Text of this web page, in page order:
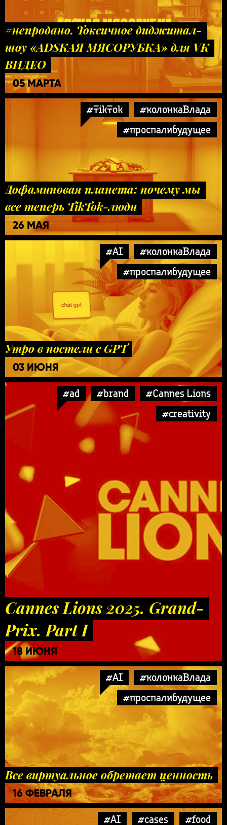
#непродано. Токсичное диджитал-
шоу «ADSКАЯ МЯСОРУБКА» для VK
ВИДЕО
05 МАРТА
#TikTok
#колонкаВлада
#проспалибудущее
Дофаминовая планета: почему мы
все теперь TikTok-люди
26 МАЯ
#AI
#колонкаВлада
#проспалибудущее
Утро в постели с GPT
03 ИЮНЯ
#ad #brand
#Cannes Lions
#creativity
Cannes Lions 2025. Grand-
Prix. Part I
18 ИЮНЯ
#AI
#колонкаВлада
#проспалибудущее
Все виртуальное обретает ценность
16 ФЕВРАЛЯ
#AI #cases #food